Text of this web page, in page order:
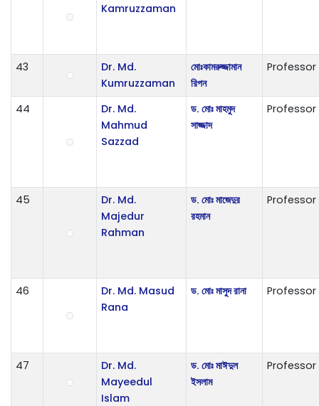
Kamruzzaman
43
Dr. Md.
Kumruzzaman
ম‌োঃকামরুজ্জামান
রিপন
Professor
44
Dr. Md.
Mahmud
Sazzad
ড. মোঃ মাহমুদ
সাজ্জাদ
Professor
45
Dr. Md.
Majedur
Rahman
ড. মোঃ মাজেদুর
রহমান
Professor
46
Dr. Md. Masud
Rana
ড. মোঃ মাসুদ রানা Professor
47
Dr. Md.
Mayeedul
Islam
ড. মোঃ মাঈদুল
ইসলাম
Professor